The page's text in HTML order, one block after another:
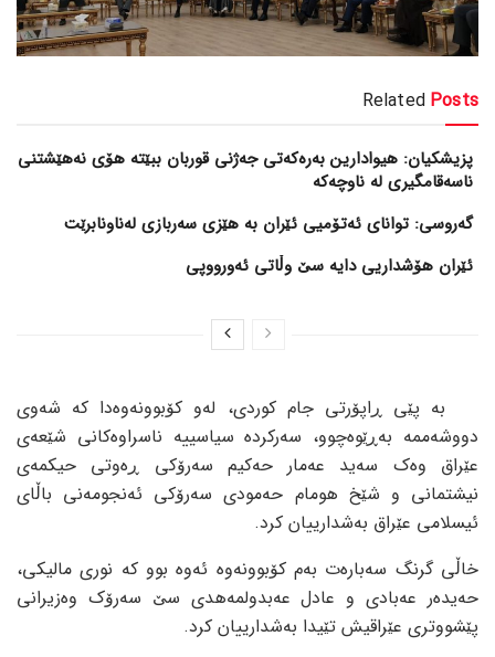
Related Posts
پزیشکیان: هیوادارین بەرەکەتی جەژنی قوربان ببێتە هۆی نەهێشتنی
ناسەقامگیری لە ناوچەکە
گەروسی: توانای ئەتۆمیی ئێران بە هێزی سەربازی لەناونابرێت
ئێران هۆشداریی دایە سێ وڵاتی ئەورووپی
بە پێی ڕاپۆرتی جام کوردی، لەو کۆبوونەوەدا کە شەوی
دووشەممە بەڕێوەچوو، سەرکردە سیاسییە ناسراوەکانی شێعەی
عێراق وەک سەید عەمار حەکیم سەرۆکی ڕەوتی حیکمەی
نیشتمانی و شێخ هومام حەمودی سەرۆکی ئەنجومەنی باڵای
ئیسلامی عێراق بەشدارییان کرد.
خاڵی گرنگ سەبارەت بەم کۆبوونەوە ئەوە بوو کە نوری مالیکی،
حەیدەر عەبادی و عادل عەبدولمەهدی سێ سەرۆک وەزیرانی
پێشووتری عێراقیش تێیدا بەشدارییان کرد.